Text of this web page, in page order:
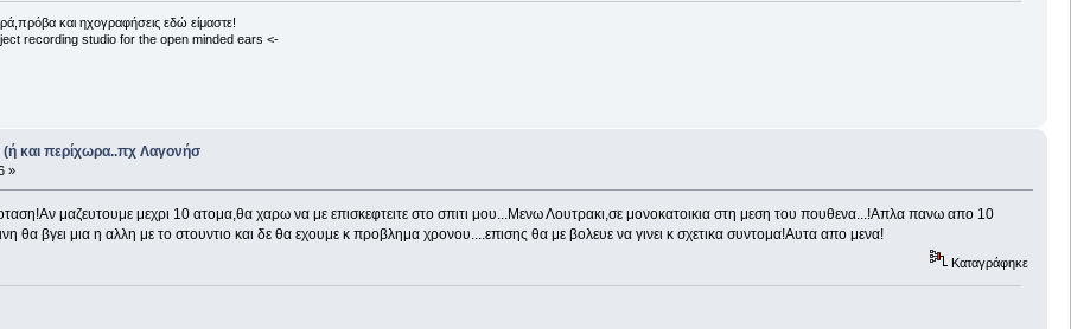
και ηχογραφήσεις εδώ είμαστε!
recording studio for the open minded ears <-
και περίχωρα..πχ Λαγονήσ
»
μαζευτουμε μεχρι 10 ατομα,θα χαρω να με επισκεφτειτε στο σπιτι μου...Μενω Λουτρακι,σε μονοκατοικια στη μεση του πουθενα...!Απλα πανω απο 10
θα βγει μια η αλλη με το στουντιο και δε θα εχουμε κ προβλημα χρονου....επισης θα με βολευε να γινει κ σχετικα συντομα!Αυτα απο μενα!
Καταγράφηκε